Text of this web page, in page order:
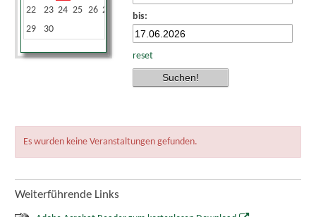
22
23 24 25 26 27
29
30
bis:
reset
Es wurden keine Veranstaltungen gefunden.
Weiterführende Links